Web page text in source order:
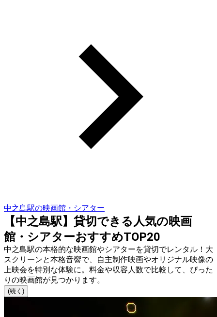
中之島駅の映画館・シアター
【中之島駅】貸切できる人気の映画
館・シアターおすすめTOP20
中之島駅の本格的な映画館やシアターを貸切でレンタル！大
スクリーンと本格音響で、自主制作映画やオリジナル映像の
上映会を特別な体験に。料金や収容人数で比較して、ぴった
りの映画館が見つかります。
(続く)